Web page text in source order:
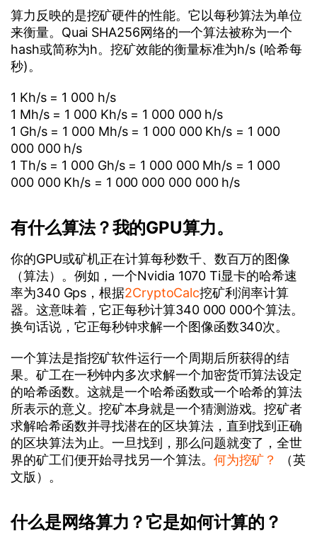
算力反映的是挖矿硬件的性能。它以每秒算法为单位
来衡量。Quai SHA256网络的一个算法被称为一个
hash或简称为h。挖矿效能的衡量标准为h/s (哈希每
秒)。
1 Kh/s = 1 000 h/s
1 Mh/s = 1 000 Kh/s = 1 000 000 h/s
1 Gh/s = 1 000 Mh/s = 1 000 000 Kh/s = 1 000
000 000 h/s
1 Th/s = 1 000 Gh/s = 1 000 000 Mh/s = 1 000
000 000 Kh/s = 1 000 000 000 000 h/s
有什么算法？我的GPU算力。
你的GPU或矿机正在计算每秒数千、数百万的图像
（算法）。例如，一个Nvidia 1070 Ti显卡的哈希速
率为340 Gps，根据2CryptoCalc挖矿利润率计算
器。这意味着，它正每秒计算340 000 000个算法。
换句话说，它正每秒钟求解一个图像函数340次。
一个算法是指挖矿软件运行一个周期后所获得的结
果。矿工在一秒钟内多次求解一个加密货币算法设定
的哈希函数。这就是一个哈希函数或一个哈希的算法
所表示的意义。挖矿本身就是一个猜测游戏。挖矿者
求解哈希函数并寻找潜在的区块算法，直到找到正确
的区块算法为止。一旦找到，那么问题就变了，全世
界的矿工们便开始寻找另一个算法。 何为挖矿？
（英
文版）。
什么是网络算力？它是如何计算的？